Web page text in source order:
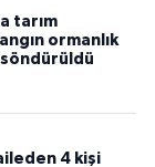
tarım
ormanlık
söndürüldü
4 kişi